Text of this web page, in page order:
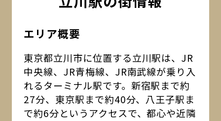
エリア概要
東京都立川市に位置する立川駅は、JR
中央線、JR青梅線、JR南武線が乗り入
れるターミナル駅です。新宿駅まで約
27分、東京駅まで約40分、八王子駅ま
で約6分というアクセスで、都心や近隣